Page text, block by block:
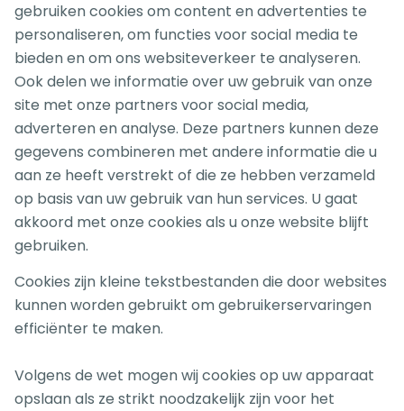
gebruiken cookies om content en advertenties te
personaliseren, om functies voor social media te
bieden en om ons websiteverkeer te analyseren.
Ook delen we informatie over uw gebruik van onze
site met onze partners voor social media,
adverteren en analyse. Deze partners kunnen deze
gegevens combineren met andere informatie die u
aan ze heeft verstrekt of die ze hebben verzameld
op basis van uw gebruik van hun services. U gaat
akkoord met onze cookies als u onze website blijft
gebruiken.
Cookies zijn kleine tekstbestanden die door websites
kunnen worden gebruikt om gebruikerservaringen
efficiënter te maken.
Volgens de wet mogen wij cookies op uw apparaat
opslaan als ze strikt noodzakelijk zijn voor het